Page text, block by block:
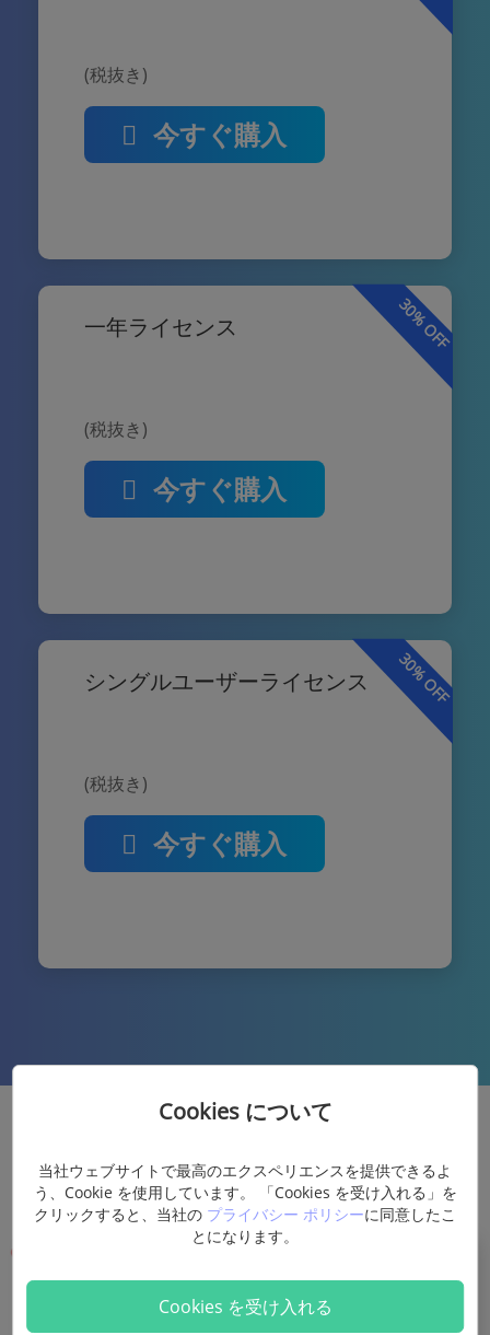
(税抜き)
今すぐ購入
一年ライセンス
(税抜き)
今すぐ購入
30% OFF
シングルユーザーライセンス
(税抜き)
今すぐ購入
30% OFF
Cookies について
当社ウェブサイトで最高のエクスペリエンスを提供できるよ
う、Cookie を使用しています。 「Cookies を受け入れる」を
クリックすると、当社の プライバシー ポリシーに同意したこ
とになります。
Cookies を受け入れる